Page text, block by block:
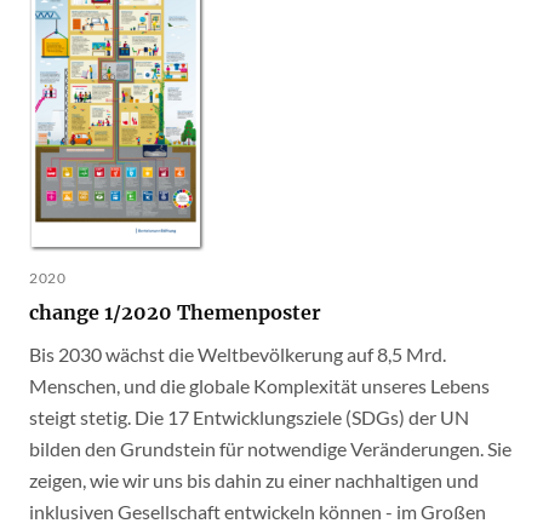
2020
change 1/2020 Themenposter
Bis 2030 wächst die Weltbevölkerung auf 8,5 Mrd.
Menschen, und die globale Komplexität unseres Lebens
steigt stetig. Die 17 Entwicklungsziele (SDGs) der UN
bilden den Grundstein für notwendige Veränderungen. Sie
zeigen, wie wir uns bis dahin zu einer nachhaltigen und
inklusiven Gesellschaft entwickeln können - im Großen